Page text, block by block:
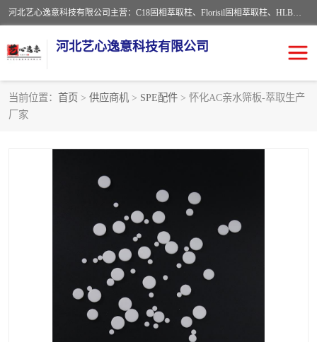
河北艺心逸意科技有限公司主营：C18固相萃取柱、Florisil固相萃取柱、HLB固相萃取柱、MCX固相萃取柱、QuEChERS、固相萃取空柱、针式过滤器 、固相萃取柱、黄曲霉毒素亲和柱。全国咨询热线：18630105913。河北艺心逸意科技有限公司接受来样定做，我们秉承着“顾客至上，锐意进取”的经营理念，坚持客户至上的原则为广大客户提供优质的服务，欢迎广大客户惠顾！免费咨询！
河北艺心逸意科技有限公司
当前位置： 首页 > 供应商机 > SPE配件 > 怀化AC亲水筛板-萃取生产
厂家
固相萃取柱
SPE填料
过滤器/滤膜
多功能净化柱 SPE配件
96孔板